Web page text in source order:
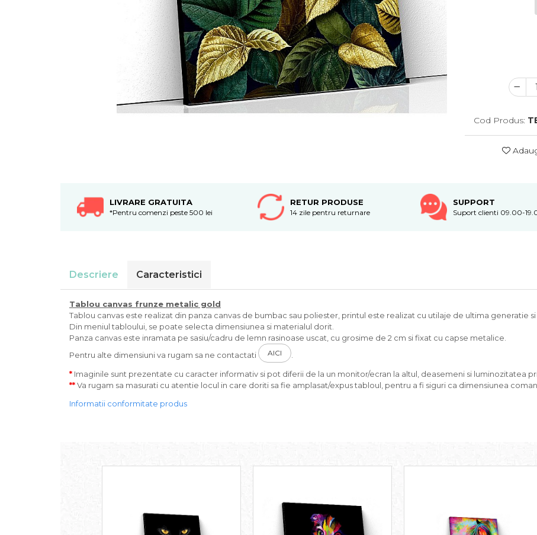
Cod Produs:
LIVRARE GRATUITA
*Pentru comenzi peste 500 lei
RETUR PRODUSE
14 zile pentru returnare
SUPPORT
Suport clienti 09.00-
Descriere Caracteristici
Tablou canvas frunze metalic gold
Tablou canvas este realizat din panza canvas de bumbac sau poliester, printul este realizat cu utilaje de ultima generatie
Din meniul tabloului, se poate selecta dimensiunea si materialul dorit.
Panza canvas este inramata pe sasiu/cadru de lemn rasinoase uscat, cu grosime de 2 cm si fixat cu capse metalice.
Pentru alte dimensiuni va rugam sa ne contactati
AICI
.
* Imaginile sunt prezentate cu caracter informativ si pot diferii de la un monitor/ecran la altul, deasemeni si luminozitatea
**Va rugam sa masurati cu atentie locul in care doriti sa fie amplasat/expus tabloul, pentru a fi siguri ca dimensiunea
Informatii conformitate produs